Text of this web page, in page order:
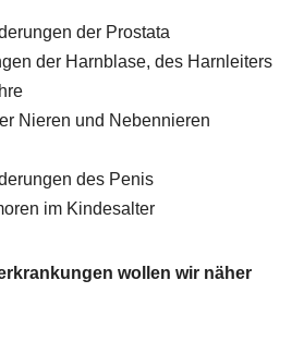
der Prostata
der Harnblase, des Harnleiters
Nieren und Nebennieren
des Penis
im Kindesalter
wollen wir näher